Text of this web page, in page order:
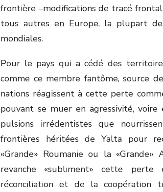
frontière –modifications de tracé
tous autres en Europe, la plupart
mondiales.
Pour le pays qui a cédé des
comme ce membre fantôme, source
nations réagissent à cette perte
pouvant se muer en agressivité, voire
pulsions irrédentistes que
frontières héritées de Yalta pour
«Grande» Roumanie ou la
revanche «subliment» cette
réconciliation et de la coopération